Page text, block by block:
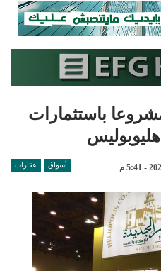
باستثمارات
أسواق عقارات